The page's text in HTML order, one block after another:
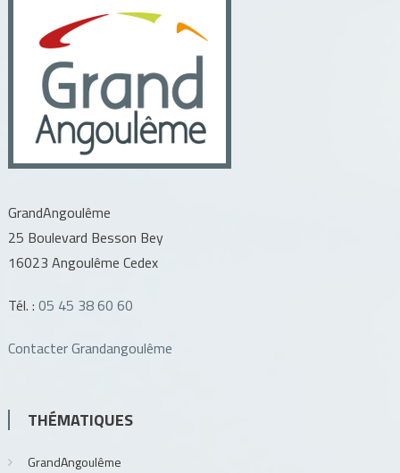
GrandAngoulême
25 Boulevard Besson Bey
16023 Angoulême Cedex
Tél. : 05 45 38 60 60
Contacter Grandangoulême
THÉMATIQUES
GrandAngoulême